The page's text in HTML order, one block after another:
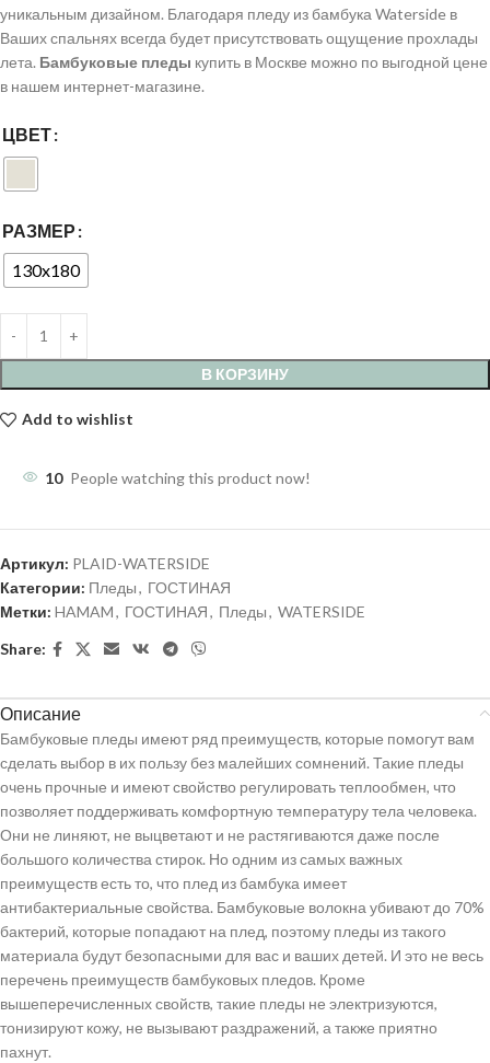
уникальным дизайном. Благодаря пледу из бамбука Waterside в
Ваших спальнях всегда будет присутствовать ощущение прохлады
лета. Бамбуковые пледы купить в Москве можно по выгодной цене
в нашем интернет-магазине.
ЦВЕТ
РАЗМЕР
130x180
В КОРЗИНУ
Add to wishlist
10 People watching this product now!
Артикул: PLAID-WATERSIDE
Категории: Пледы, ГОСТИНАЯ
Метки: HAMAM, ГОСТИНАЯ, Пледы, WATERSIDE
Share:
Описание
Бамбуковые пледы имеют ряд преимуществ, которые помогут вам
сделать выбор в их пользу без малейших сомнений. Такие пледы
очень прочные и имеют свойство регулировать теплообмен, что
позволяет поддерживать комфортную температуру тела человека.
Они не линяют, не выцветают и не растягиваются даже после
большого количества стирок. Но одним из самых важных
преимуществ есть то, что плед из бамбука имеет
антибактериальные свойства. Бамбуковые волокна убивают до 70%
бактерий, которые попадают на плед, поэтому пледы из такого
материала будут безопасными для вас и ваших детей. И это не весь
перечень преимуществ бамбуковых пледов. Кроме
вышеперечисленных свойств, такие пледы не электризуются,
тонизируют кожу, не вызывают раздражений, а также приятно
пахнут.